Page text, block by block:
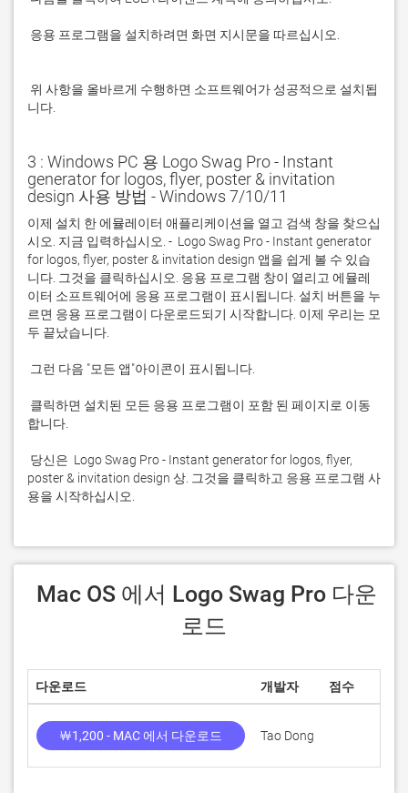
니다.
3 : Windows PC 용 Logo Swag Pro - Instant
generator for logos, flyer, poster & invitation
design 사용 방법 - Windows 7/10/11
이제 설치 한 에뮬레이터 애플리케이션을 열고 검색 창을 찾으십
시오. 지금 입력하십시오. -  Logo Swag Pro - Instant generator
for logos, flyer, poster & invitation design 앱을 쉽게 볼 수 있습
니다. 그것을 클릭하십시오. 응용 프로그램 창이 열리고 에뮬레
이터 소프트웨어에 응용 프로그램이 표시됩니다. 설치 버튼을 누
르면 응용 프로그램이 다운로드되기 시작합니다. 이제 우리는 모
poster & invitation design 상. 그것을 클릭하고 응용 프로그램 사
용을 시작하십시오.
로드
다운로드 개발자 점수
￦1,200 - MAC 에서 다운로드 Tao Dong